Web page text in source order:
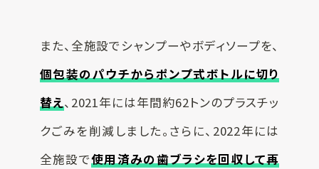
また、全施設でシャンプーやボディソープを、
個包装のパウチからポンプ式ボトルに切り
替え、2021年には年間約62トンのプラスチッ
クごみを削減しました。さらに、2022年には
全施設で使用済みの歯ブラシを回収して再